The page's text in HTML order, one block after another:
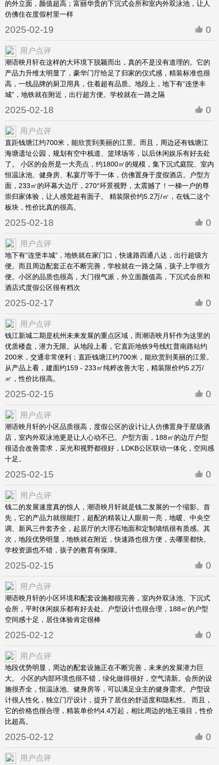
的外立面，颜值超高；富丽华贵的下沉式会所和室内外双泳池，让人
仿佛住在度假村里一样
2025-02-19 0
用户点评
潮语映月轩在这样的大环境下脱颖而出，真的不是没有道理的。它的
产品力升维太明显了，豪华门厅给足了归家的仪式感，精装标准也很
高，一线品牌的厨卫用具，住着超有品质。地段上，地下有“连堡丰
城”，地铁就在附近，出行超方便。学校就在一路之隔
2025-02-18 0
用户点评
直距钱塘江约700米，能欣赏到美丽的江景。而且，周边还有钱塘江
海塘遗址公园，规划有空中栈道、篮球场等，以后休闲娱乐有好去处
了。 小区的会所是一大亮点，约1800㎡的规模，集下沉式庭院、室内
恒温泳池、健身房、私宴厅等于一体，仿佛置身于度假酒店。户型方
面，233㎡的环幕大边厅，270°环景视野，太震撼了！一梯一户的尊
崇归家体验，让人感觉超有面子。 精装限价约5.2万/㎡，在钱二这个
板块，性价比真的很高。
2025-02-18 0
用户点评
地下有“连堡丰城”，地铁就在家门口，快速路四通八达，出行超级方
便。而且周边配套正在不断完善，学校就在一路之隔，孩子上学很方
便。小区的品质也很高，大门很气派，外立面颜值高，下沉式会所和
酒店式度假公区很有档次
2025-02-17 0
用户点评
钱江新城二期是杭州未来发展的重点区域，而潮语映月轩作为这里的
优质楼盘，潜力无限。从地段上看，它直距地铁9号线红普南路站约
200米，交通非常便利；直距钱塘江约700米，能欣赏到美丽的江景。
从产品上看，建面约159 - 233㎡纯粹改善大宅，精装限价约5.2万/
㎡，性价比很高。
2025-02-15 0
用户点评
潮语映月轩的小区品质很高，度假公区的设计让人仿佛置身于星级酒
店，室内外双泳池更是让人心动不已。户型方面，188㎡的边厅户型
很适合改善需求，采光和视野都很好，LDKB公区联动一体化，空间感
十足。
2025-02-15 0
用户点评
钱二的发展速度真的惊人，潮语映月轩就是钱二发展的一个缩影。首
先，它的产品力就很能打，超配的精装让人眼前一亮，地暖、中央空
调、新风三件套齐全，起居厅的大理石地面和定制墙纸很有质感。其
次，地段优势明显，地铁就在附近，快速路也很方便，去哪里都快。
学校资源也不错，孩子的教育有保障。
2025-02-15 0
用户点评
潮语映月轩的小区环境和配套设施都很完善，室内外双泳池、下沉式
会所，平时休闲娱乐都有好去处。户型设计也很合理，188㎡的户型
空间感十足，居住体验肯定很棒
2025-02-12 0
用户点评
地段优势明显，周边的配套设施正在不断完善，未来的发展潜力巨
大。 小区的内部环境也很不错，绿化做得很好，空气清新。会所的设
施很齐全，恒温泳池、健身房等，可以满足业主的健身需求。户型设
计很人性化，独立门厅设计，提升了居住的舒适度和隐私性。 而且，
它的价格也很合理，精装单价约4.4万起，相比周边的地王项目，性价
比超高。
2025-02-12 0
用户点评